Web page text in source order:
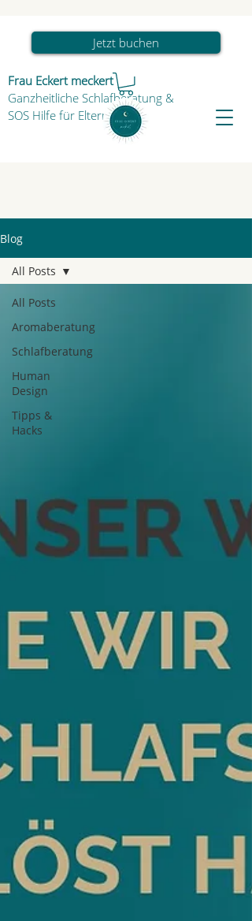
Jetzt buchen
Frau Eckert meckert
Ganzheitliche Schlafberatung &
SOS Hilfe für Eltern & Kind
Blog
All Posts
Aromaberatung
Schlafberatung
Human
Design
Tipps &
Hacks
All Posts